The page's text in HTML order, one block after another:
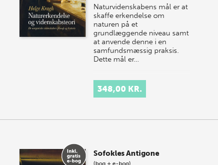
Naturvidenskabens mål er at
skaffe erkendelse om
naturen på et
grundlæggende niveau samt
at anvende denne i en
samfundsmæssig praksis.
Dette mål er…
348,00 KR.
Sofokles Antigone
(bog + e-bog)